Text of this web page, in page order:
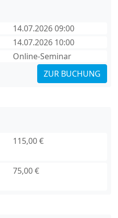
14.07.2026 09:00
14.07.2026 10:00
Online-Seminar
ZUR BUCHUNG
115,00 €
75,00 €